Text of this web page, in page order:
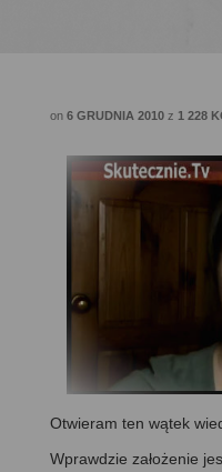
on 6 GRUDNIA 2010 z 1 228
Otwieram ten wątek
Wprawdzie założenie